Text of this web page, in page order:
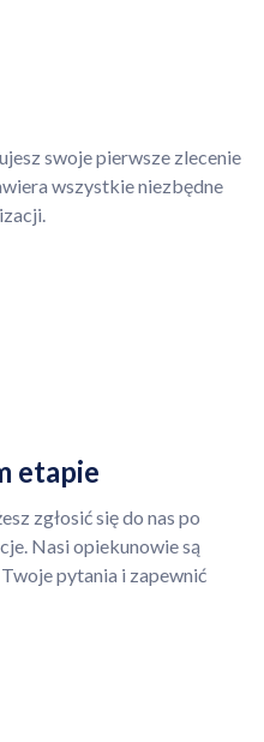
swoje pierwsze zlecenie
wszystkie niezbędne
etapie
zgłosić się do nas po
Nasi opiekunowie są
pytania i zapewnić